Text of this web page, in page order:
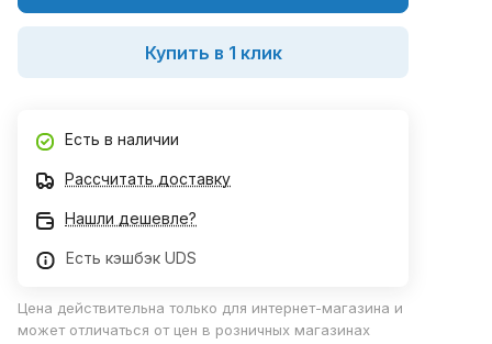
Купить в 1 клик
Есть в наличии
Рассчитать доставку
Нашли дешевле?
Есть кэшбэк UDS
Цена действительна только для интернет-магазина и
может отличаться от цен в розничных магазинах